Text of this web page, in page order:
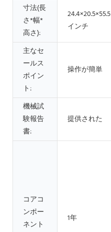
寸法(長
さ*幅*
高さ):
24.4×20.5×55.5
インチ
主なセ
ールス
ポイン
ト:
操作が簡単
機械試
験報告
書:
提供された
コアコ
ンポー
ネント
1年